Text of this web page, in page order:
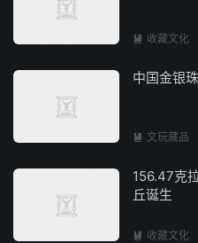
 收藏文化
中国金银
 文玩藏品
156.47克
丘诞生
 收藏文化